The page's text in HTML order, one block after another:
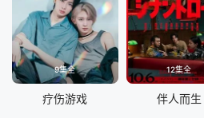
9集全
疗伤游戏
12集全
伴人而生